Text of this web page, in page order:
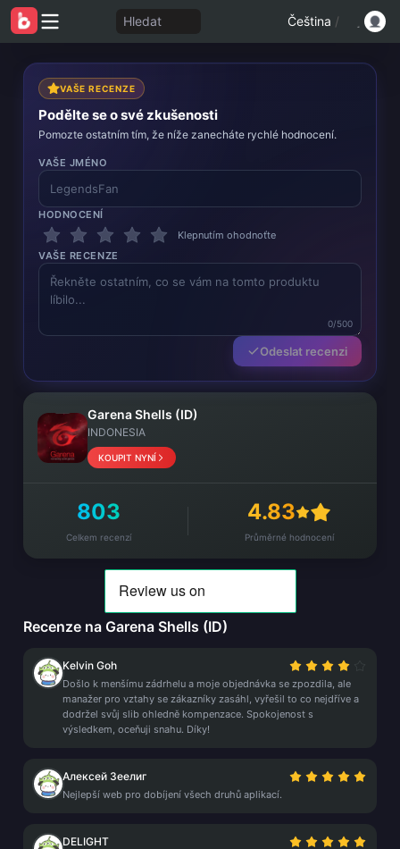
Hledat Čeština /
VAŠE RECENZE
Podělte se o své zkušenosti
Pomozte ostatním tím, že níže zanecháte rychlé hodnocení.
VAŠE JMÉNO
HODNOCENÍ
Klepnutím ohodnoťte
VAŠE RECENZE
0/500
Odeslat recenzi
Garena Shells (ID)
INDONESIA
KOUPIT NYNÍ
803
Celkem recenzí
4.83
Průměrné hodnocení
Recenze na Garena Shells (ID)
Kelvin Goh
Došlo k menšímu zádrhelu a moje objednávka se zpozdila, ale
manažer pro vztahy se zákazníky zasáhl, vyřešil to co nejdříve a
dodržel svůj slib ohledně kompenzace. Spokojenost s
výsledkem, oceňuji snahu. Díky!
Алексей Зеелиг
Nejlepší web pro dobíjení všech druhů aplikací.
DELIGHT